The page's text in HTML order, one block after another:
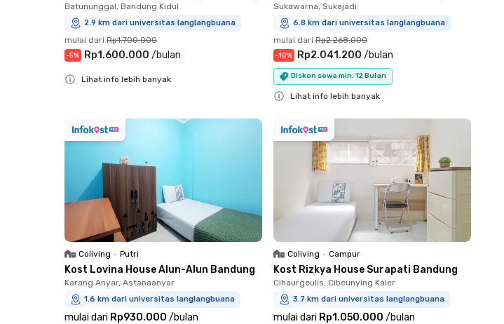
Batununggal, Bandung Kidul
2.9 km dari universitas langlangbuana
mulai dari Rp1.700.000
-5% Rp1.600.000 /bulan
Lihat info lebih banyak
Sukawarna, Sukajadi
6.8 km dari universitas langlangbuana
mulai dari Rp2.268.000
-10% Rp2.041.200 /bulan
Diskon sewa min. 12 Bulan
Lihat info lebih banyak
Coliving • Putri
Kost Lovina House Alun-Alun Bandung
Karang Anyar, Astanaanyar
1.6 km dari universitas langlangbuana
mulai dari Rp930.000 /bulan
Coliving • Campur
Kost Rizkya House Surapati Bandung
Cihaurgeulis, Cibeunying Kaler
3.7 km dari universitas langlangbuana
mulai dari Rp1.050.000 /bulan